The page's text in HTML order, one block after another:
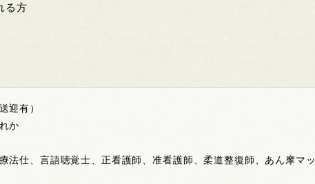
る方
迎有）
か
法仕、言語聴覚士、正看護師、准看護師、柔道整復師、あん摩マ